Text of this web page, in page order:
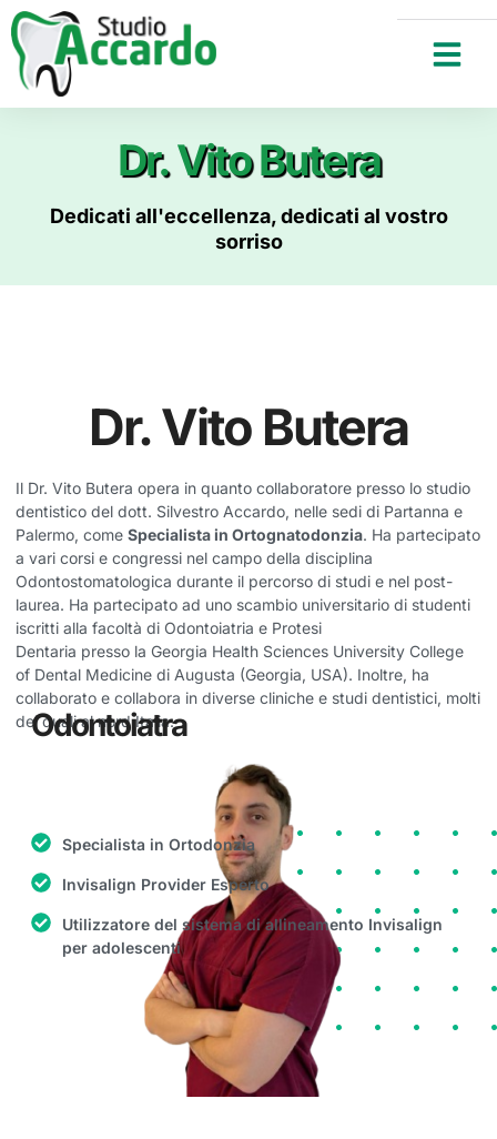
Dr. Vito Butera
Dedicati all'eccellenza, dedicati al vostro
sorriso
Dr. Vito Butera
Il Dr. Vito Butera opera in quanto collaboratore presso lo studio
dentistico del dott. Silvestro Accardo, nelle sedi di Partanna e
Palermo, come Specialista in Ortognatodonzia. Ha partecipato
a vari corsi e congressi nel campo della disciplina
Odontostomatologica durante il percorso di studi e nel post-
laurea. Ha partecipato ad uno scambio universitario di studenti
iscritti alla facoltà di Odontoiatria e Protesi
Dentaria presso la Georgia Health Sciences University College
of Dental Medicine di Augusta (Georgia, USA). Inoltre, ha
collaborato e collabora in diverse cliniche e studi dentistici, molti
dei quali al nord Italia.
Odontoiatra
Specialista in Ortodonzia
Invisalign Provider Esperto
Utilizzatore del sistema di allineamento Invisalign
per adolescenti